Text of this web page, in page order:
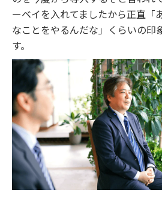
ーベイを入れてましたから正直「
なことをやるんだな」くらいの印
す。